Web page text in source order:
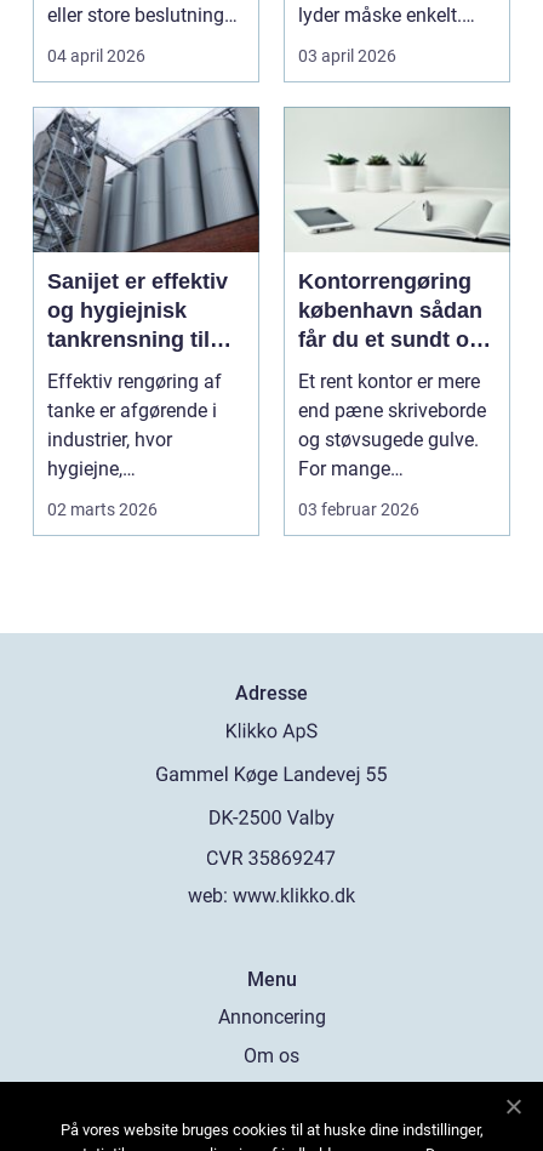
eller store beslutninger,
kan en lokal a...
04 april 2026
lyder måske enkelt.
Men gjort rigtigt kan
logotr...
03 april 2026
Sanijet er effektiv
og hygiejnisk
tankrensning til
krævende
industrier
Effektiv rengøring af
tanke er afgørende i
industrier, hvor
hygiejne,
driftssikkerhed ...
02 marts 2026
Kontorrengøring
københavn sådan
får du et sundt og
præsentabelt
arbejdsmiljø
Et rent kontor er mere
end pæne skriveborde
og støvsugede gulve.
For mange
virksomheder i
03 februar 2026
Adresse
web: www.klikko.dk
Menu
Annoncering
Om os
Kontakt os
På vores website bruges cookies til at huske dine indstillinger,